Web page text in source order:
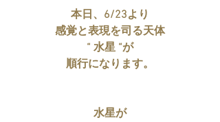
本日、6/23より
感覚と表現を司る天体
“ 水星 “が
順行になります。
水星が